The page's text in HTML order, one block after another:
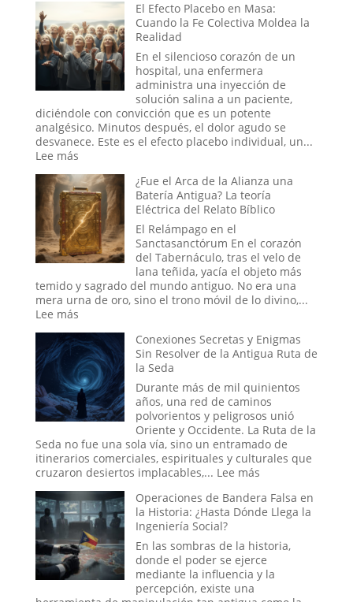
abrir
portales?
Otro
Mundo:
El
Secreto
no
Confesado
del
Dominio
Militar
Estadounidense
El Efecto Placebo en Masa:
Cuando la Fe Colectiva Moldea la
Realidad
En el silencioso corazón de un
hospital, una enfermera
administra una inyección de
solución salina a un paciente,
diciéndole con convicción que es un potente
analgésico. Minutos después, el dolor agudo se
desvanece. Este es el efecto placebo individual, un...
Lee más:
Efecto
Placebo
en
Masa:
Cuando
la
Fe
Colectiva
Moldea
la
¿Fue el Arca de la Alianza una
Batería Antigua? La teoría
Eléctrica del Relato Bíblico
El Relámpago en el
Sanctasanctórum En el corazón
del Tabernáculo, tras el velo de
lana teñida, yacía el objeto más
temido y sagrado del mundo antiguo. No era una
mera urna de oro, sino el trono móvil de lo divino,...
Lee más:
el
Arca
de
la
Alianza
una
Batería
Antigua?
La
teoría
del
Relato
Bíblico
Conexiones Secretas y Enigmas
Sin Resolver de la Antigua Ruta de
la Seda
Durante más de mil quinientos
años, una red de caminos
polvorientos y peligrosos unió
Oriente y Occidente. La Ruta de la
Seda no fue una sola vía, sino un entramado de
itinerarios comerciales, espirituales y culturales que
cruzaron desiertos implacables,... Lee más:
Secretas
y
Sin
Resolver
de
la
Operaciones de Bandera Falsa en
la Historia: ¿Hasta Dónde Llega la
Ingeniería Social?
En las sombras de la historia,
donde el poder se ejerce
mediante la influencia y la
percepción, existe una